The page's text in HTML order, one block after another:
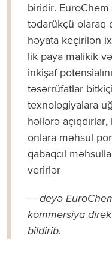
biridir.
tədarükçü olaraq
həyata keçirilən
lik paya malikik
inkişaf
təsərrüfatlar
texnologiyalara
həllərə
onlara məhsul
qabaqcıl
verirlər
— deyə
kommersiya
bildirib.